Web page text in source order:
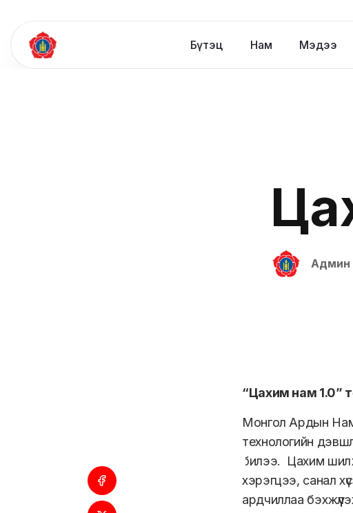
Бүтэц Нам Мэдээ
Админ
“Цахим нам 1.0”
Монгол Ардын Нам
технологийн
билээ. Цахим
хэрэгцээ, санал
ардчиллаа